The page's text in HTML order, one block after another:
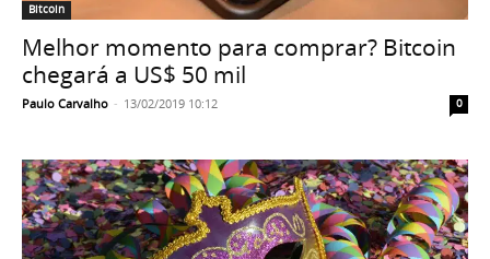
Bitcoin
Melhor momento para comprar? Bitcoin
chegará a US$ 50 mil
Paulo Carvalho - 13/02/2019 10:12 0